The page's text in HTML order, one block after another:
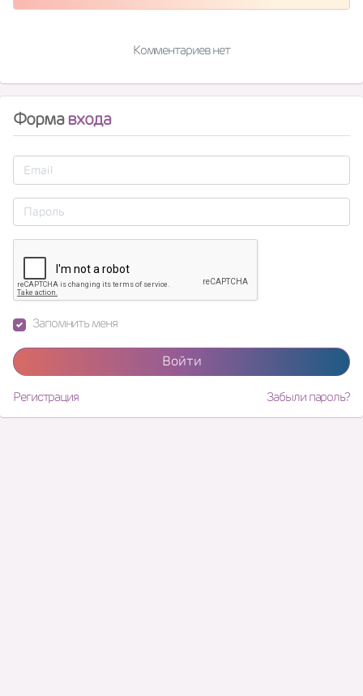
Комментариев нет
Формавхода
Запомнить меня
Войти
Регистрация Забыли пароль?